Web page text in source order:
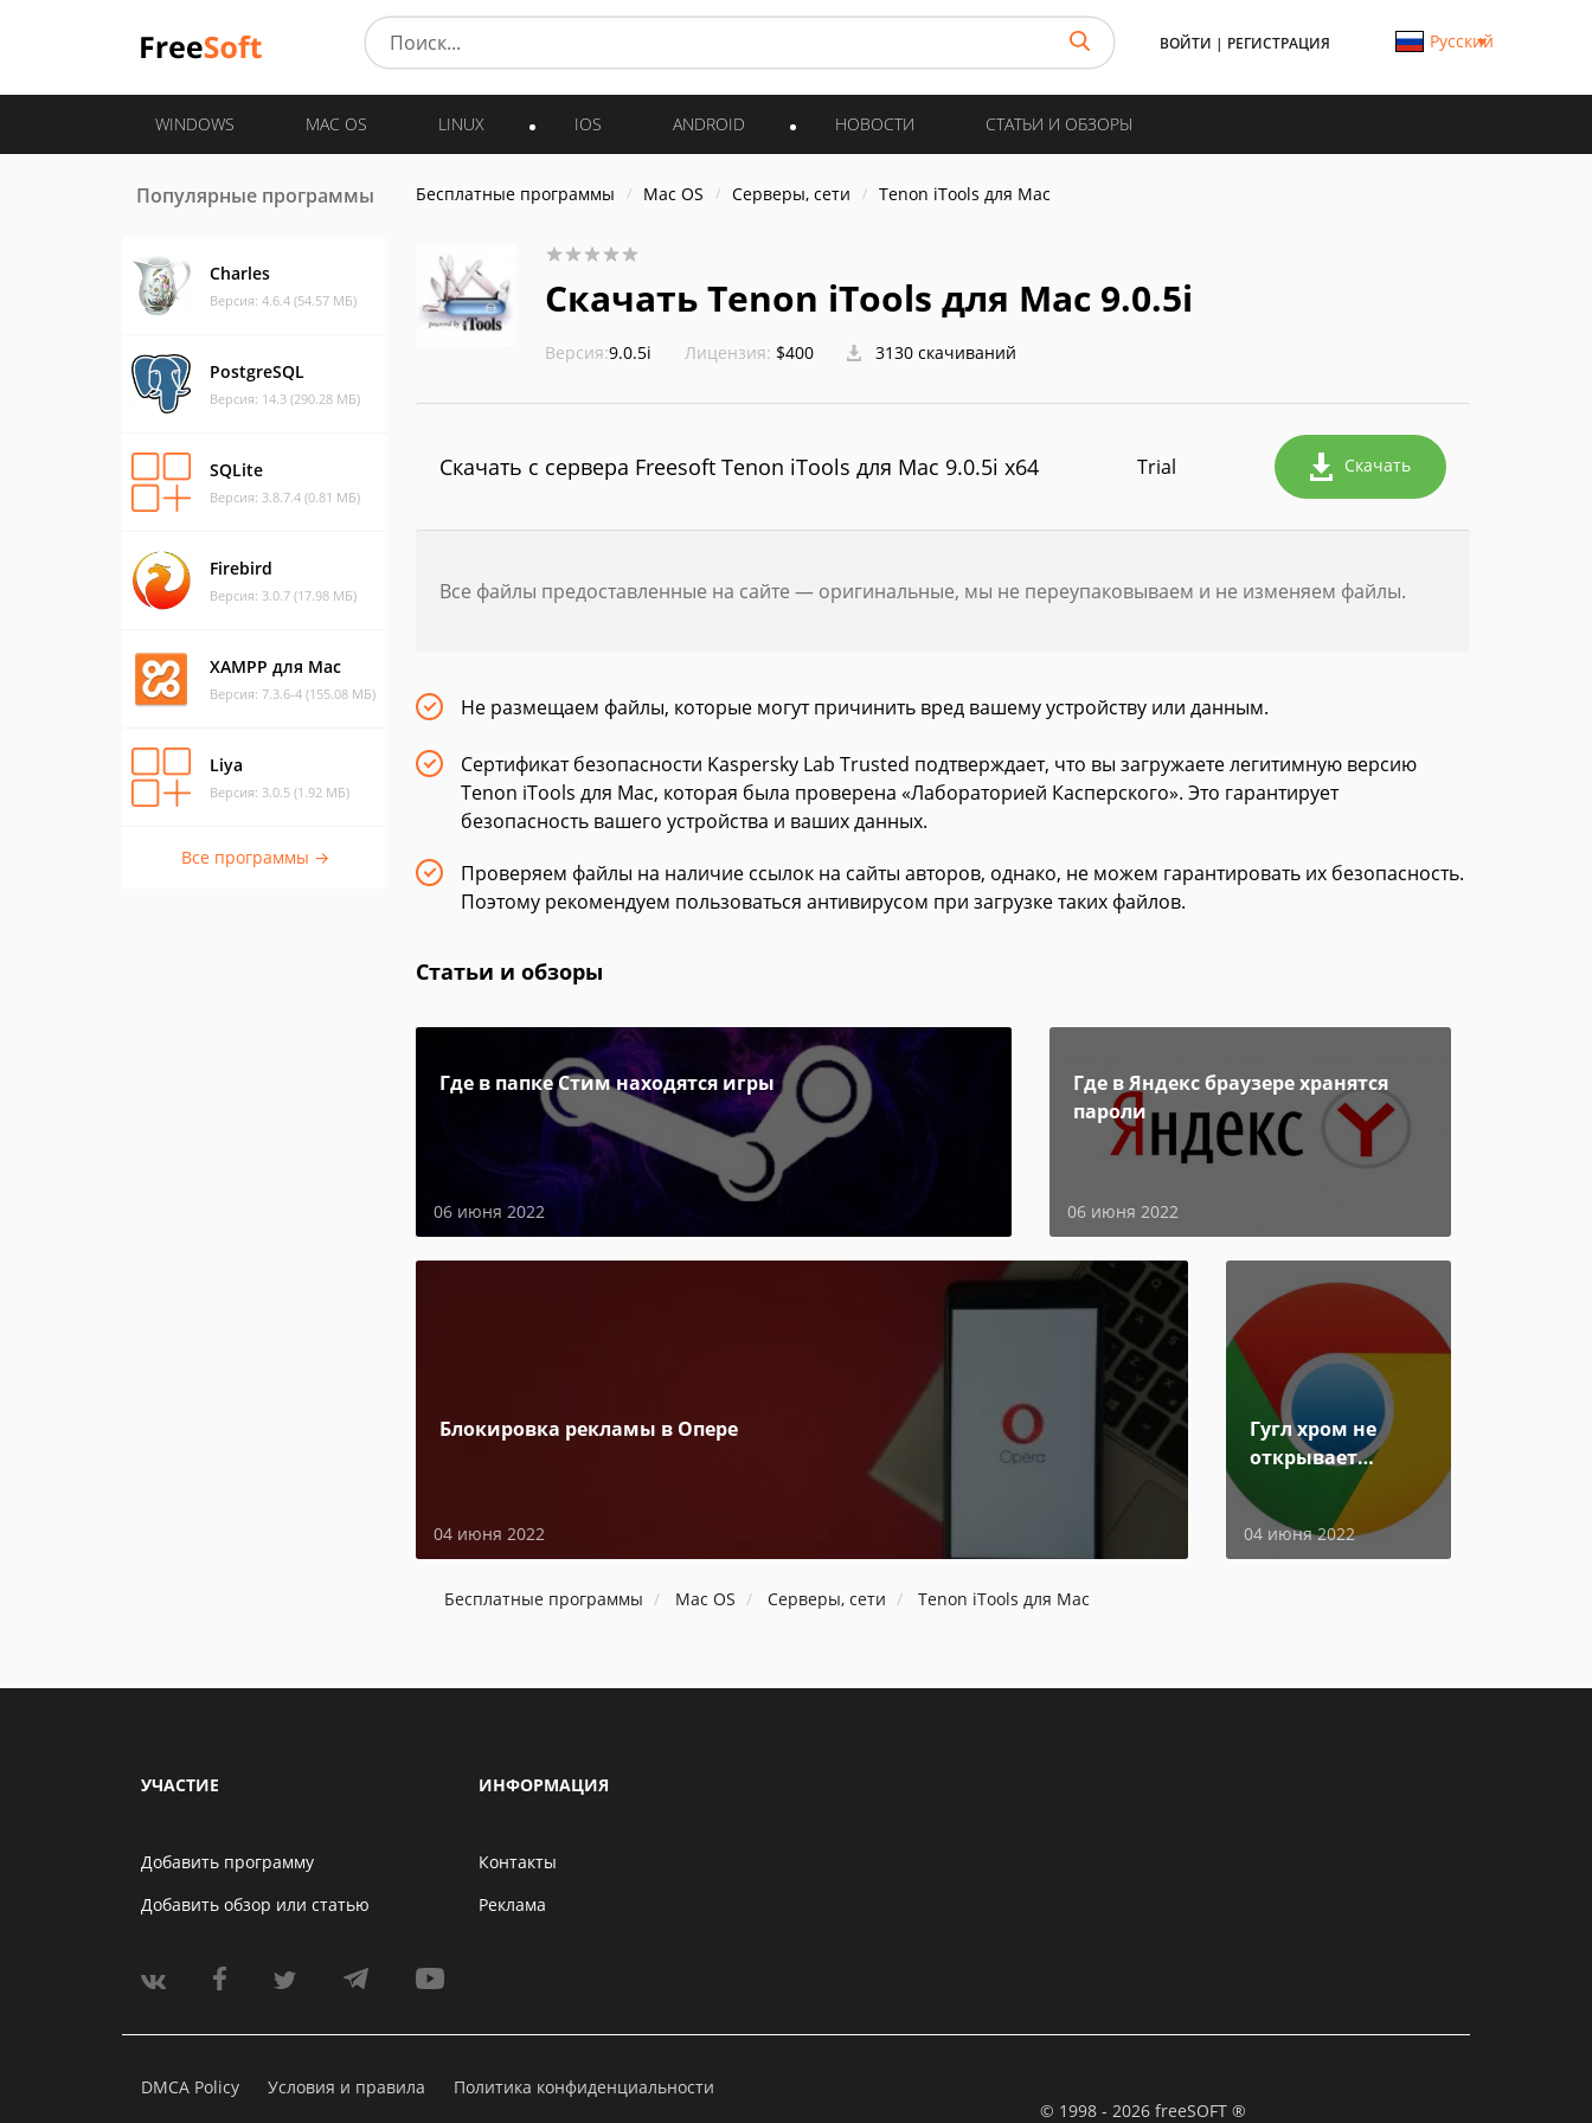
ВОЙТИ | РЕГИСТРАЦИЯ Русский
WINDOWS MAC OS LINUX IOS ANDROID НОВОСТИ СТАТЬИ И ОБЗОРЫ
Популярные программы
Charles
Версия: 4.6.4 (54.57 МБ)
PostgreSQL
Версия: 14.3 (290.28 МБ)
SQLite
Версия: 3.8.7.4 (0.81 МБ)
Firebird
Версия: 3.0.7 (17.98 МБ)
XAMPP для Mac
Версия: 7.3.6-4 (155.08 МБ)
Liya
Версия: 3.0.5 (1.92 МБ)
Все программы →
Бесплатные программы Mac OS Серверы, сети Tenon iTools для Mac
Скачать Tenon iTools для Mac 9.0.5i
Версия:9.0.5i Лицензия: $400 3130 скачиваний
Скачать с сервера Freesoft Tenon iTools для Mac 9.0.5i x64 Trial Скачать
Все файлы предоставленные на сайте — оригинальные, мы не переупаковываем и не изменяем файлы.
Не размещаем файлы, которые могут причинить вред вашему устройству или данным.
Сертификат безопасности Kaspersky Lab Trusted подтверждает, что вы загружаете легитимную версию
Tenon iTools для Mac, которая была проверена «Лабораторией Касперского». Это гарантирует
безопасность вашего устройства и ваших данных.
Проверяем файлы на наличие ссылок на сайты авторов, однако, не можем гарантировать их безопасность.
Поэтому рекомендуем пользоваться антивирусом при загрузке таких файлов.
Статьи и обзоры
Где в папке Стим находятся игры
06 июня 2022
Где в Яндекс браузере хранятся
пароли
06 июня 2022
Блокировка рекламы в Опере
04 июня 2022
Гугл хром не
открывает
04 июня 2022
Бесплатные программы Mac OS Серверы, сети Tenon iTools для Mac
УЧАСТИЕ
Добавить программу
Добавить обзор или статью
ИНФОРМАЦИЯ
Контакты
Реклама
DMCA Policy Условия и правила
Политика конфиденциальности
© 1998 - 2026 freeSOFT ®